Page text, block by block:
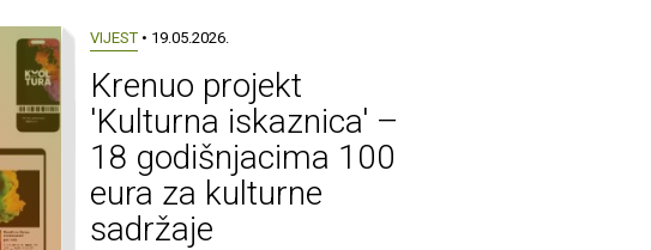
VIJEST • 19.05.2026.
Krenuo projekt
'Kulturna iskaznica' –
18 godišnjacima 100
eura za kulturne
sadržaje